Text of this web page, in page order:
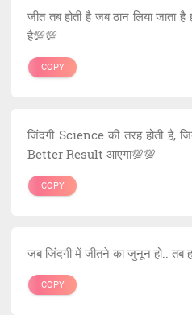
जीत तब होती है जब ठान लिया जाता है
है💯💯
COPY
जिंदगी Science की तरह होती है,
Better Result आएगा💯💯
COPY
जब जिंदगी में जीतने का जुनून हो.. तब
COPY